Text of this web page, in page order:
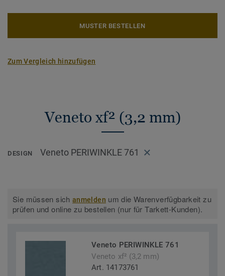
MUSTER BESTELLEN
Zum Vergleich hinzufügen
Veneto xf² (3,2 mm)
DESIGN Veneto PERIWINKLE 761
Sie müssen sichanmelden um die Warenverfügbarkeit zu
prüfen und online zu bestellen (nur für Tarkett-Kunden).
Veneto PERIWINKLE 761
Veneto xf² (3,2 mm)
Art. 14173761